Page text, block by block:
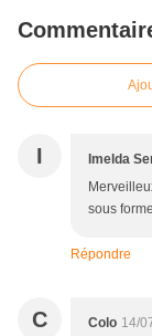
I Imelda
sous
Répondre
C Colo 14/